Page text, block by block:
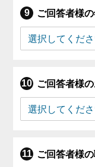
ご回答者様
ご回答者様
ご回答者様